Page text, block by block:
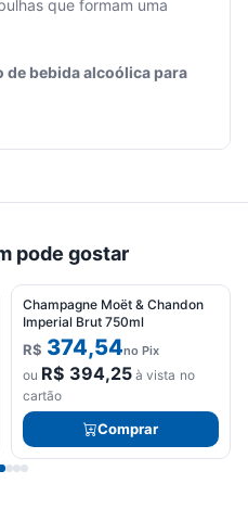
que formam uma
de bebida alcoólica para
pode gostar
Champagne Moët & Chandon
Imperial Brut 750ml
R$ 374,54no Pix
ou R$ 394,25à vista no
cartão
Comprar